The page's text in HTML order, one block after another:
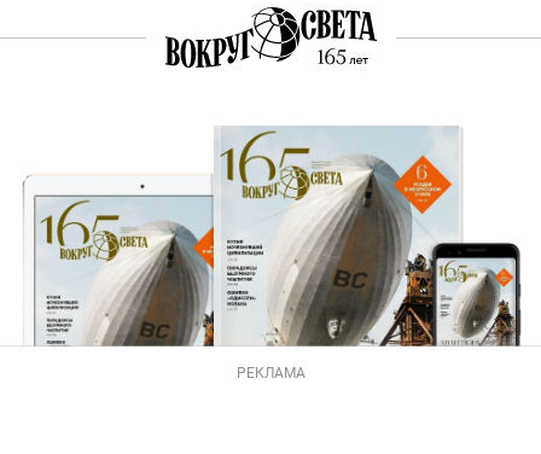
РЕКЛАМА